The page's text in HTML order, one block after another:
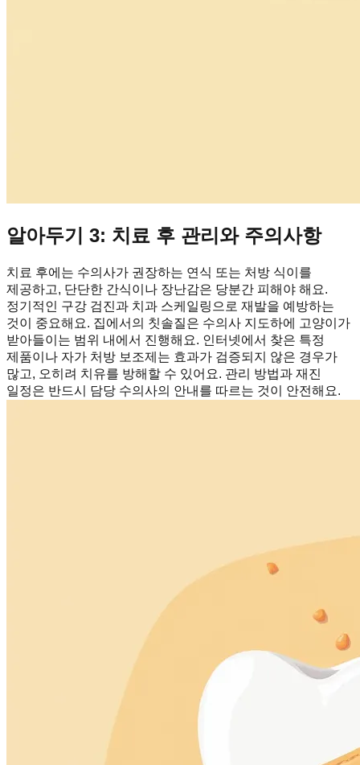
알아두기 3: 치료 후 관리와 주의사항
치료 후에는 수의사가 권장하는 연식 또는 처방 식이를
제공하고, 단단한 간식이나 장난감은 당분간 피해야 해요.
정기적인 구강 검진과 치과 스케일링으로 재발을 예방하는
것이 중요해요. 집에서의 칫솔질은 수의사 지도하에 고양이가
받아들이는 범위 내에서 진행해요. 인터넷에서 찾은 특정
제품이나 자가 처방 보조제는 효과가 검증되지 않은 경우가
많고, 오히려 치유를 방해할 수 있어요. 관리 방법과 재진
일정은 반드시 담당 수의사의 안내를 따르는 것이 안전해요.